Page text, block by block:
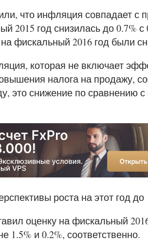
что инфляция совпадает с
2015 год снизилась до 0.7%
фискальный 2016 год были
которая не включает
налога на продажу,
это снижение по сравнению
роста на этот год до
оценку на фискальный
1.5% и 0.2%, соответственно.